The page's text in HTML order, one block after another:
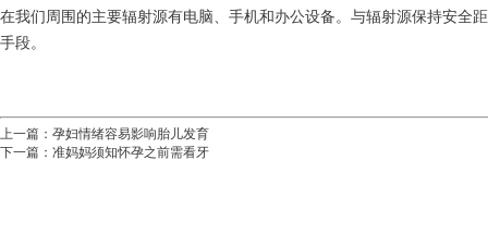
在我们周围的主要辐射源有电脑、手机和办公设备。与辐射源保持安全
手段。
上一篇： 孕妇情绪容易影响胎儿发育
下一篇： 准妈妈须知怀孕之前需看牙